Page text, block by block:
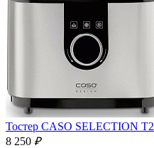
Тостер CASO SELECTION T2
8 250 ₽